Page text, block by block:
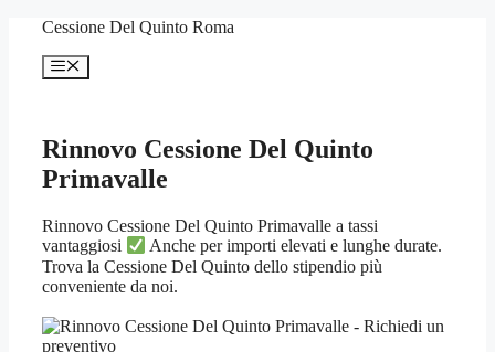
contenuto
Cessione Del Quinto Roma
Menu
Rinnovo Cessione Del Quinto
Primavalle
Rinnovo Cessione Del Quinto Primavalle a tassi
vantaggiosi
Anche per importi elevati e lunghe durate.
Trova la Cessione Del Quinto dello stipendio più
conveniente da noi.